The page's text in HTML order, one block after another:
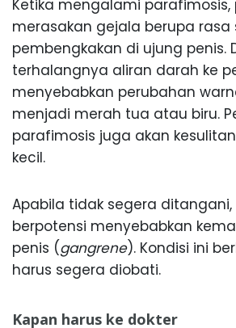
Ketika mengalami
merasakan gejala berupa rasa
pembengkakan di ujung penis.
terhalangnya aliran darah ke
menyebabkan perubahan
menjadi merah tua atau biru.
parafimosis juga akan
kecil.
Apabila tidak segera ditangani,
berpotensi menyebabkan
penis (gangrene). Kondisi ini
harus segera diobati.
Kapan harus ke dokter